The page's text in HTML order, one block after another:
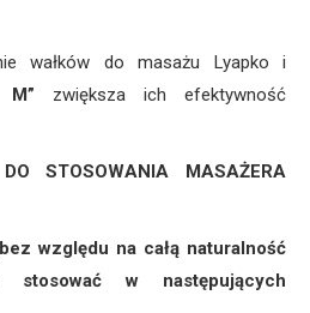
wałków do masażu Lyapko i
zwiększa ich efektywność
STOSOWANIA MASAŻERA
względu na całą naturalność
w następujących